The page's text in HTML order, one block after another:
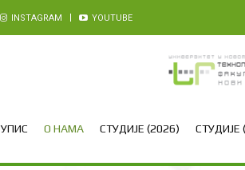
INSTAGRAM YOUTUBE
УПИС О НАМА СТУДИЈЕ (2026) СТУДИЈЕ